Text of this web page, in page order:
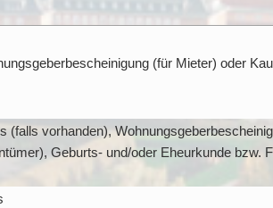
(für Mieter) oder
(falls vorhanden),
Geburts- und/oder Eheurkunde bzw.